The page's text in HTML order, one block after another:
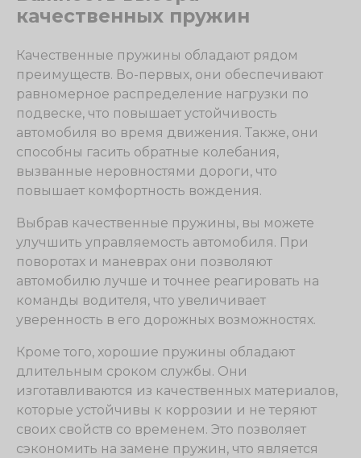
качественных пружин
Качественные пружины обладают рядом
преимуществ. Во-первых, они обеспечивают
равномерное распределение нагрузки по
подвеске, что повышает устойчивость
автомобиля во время движения. Также, они
способны гасить обратные колебания,
вызванные неровностями дороги, что
повышает комфортность вождения.
Выбрав качественные пружины, вы можете
улучшить управляемость автомобиля. При
поворотах и маневрах они позволяют
автомобилю лучше и точнее реагировать на
команды водителя, что увеличивает
уверенность в его дорожных возможностях.
Кроме того, хорошие пружины обладают
длительным сроком службы. Они
изготавливаются из качественных материалов,
которые устойчивы к коррозии и не теряют
своих свойств со временем. Это позволяет
сэкономить на замене пружин, что является